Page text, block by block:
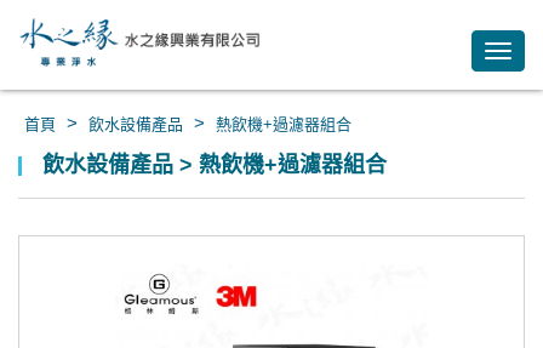
首頁 > 飲水設備產品 > 熱飲機+過濾器組合
飲水設備產品 > 熱飲機+過濾器組合